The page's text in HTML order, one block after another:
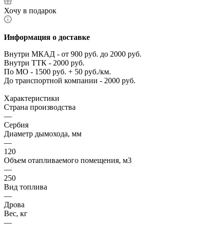
Хочу в подарок
Информация о доставке
Внутри МКАД - от 900 руб. до 2000 руб.
Внутри ТТК - 2000 руб.
По МО - 1500 руб. + 50 руб./км.
До транспортной компании - 2000 руб.
Характеристики
Страна производства
—
Сербия
Диаметр дымохода, мм
—
120
Объем отапливаемого помещения, м3
—
250
Вид топлива
—
Дрова
Вес, кг
—